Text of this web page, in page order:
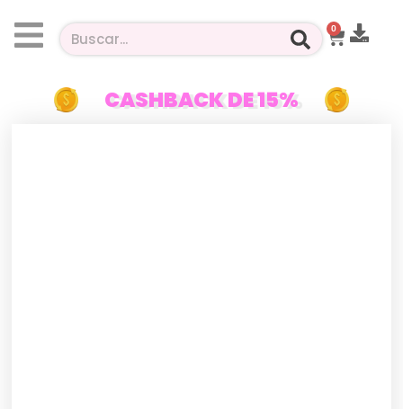
0
CASHBACK DE 15%